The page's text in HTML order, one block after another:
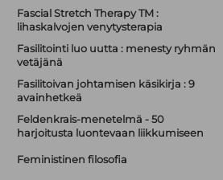
Fascial Stretch Therapy TM :
lihaskalvojen venytysterapia
Fasilitointi luo uutta : menesty ryhmän
vetäjänä
Fasilitoivan johtamisen käsikirja : 9
avainhetkeä
Feldenkrais-menetelmä - 50
harjoitusta luontevaan liikkumiseen
Feministinen filosofia